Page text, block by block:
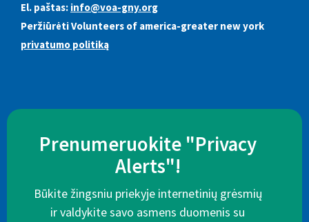
El. paštas: info@voa-gny.org
Peržiūrėti Volunteers of america-greater new york
privatumo politiką
Prenumeruokite "Privacy
Alerts"!
Būkite žingsniu priekyje internetinių grėsmių
ir valdykite savo asmens duomenis su